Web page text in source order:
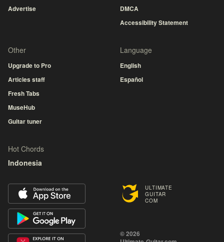
ULTIMATE
GUITAR
COM
© 2026
Advertise
DMCA
Accessibility Statement
Other
Upgrade to Pro
Articles staff
Fresh Tabs
MuseHub
Guitar tuner
Language
English
Español
Hot Chords
Indonesia